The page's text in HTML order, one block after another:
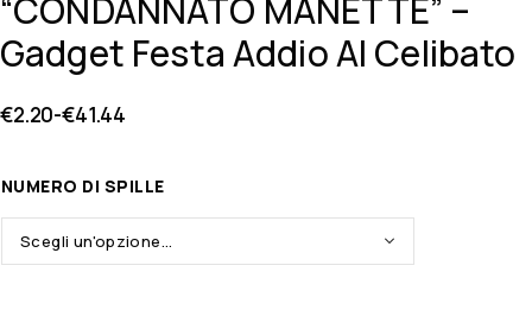
“CONDANNATO MANETTE” –
Gadget Festa Addio Al Celibato
€2.20-€41.44
NUMERO DI SPILLE